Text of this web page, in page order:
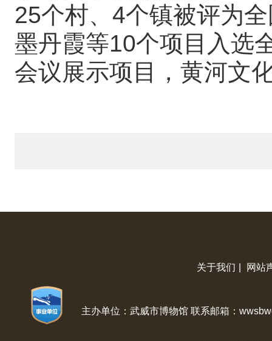
25个村、4个镇被评为
墨丹霞等10个项目入选
会议展示项目，黄河文
关于我们 网站
主办单位：武威市博物馆 联系邮箱：